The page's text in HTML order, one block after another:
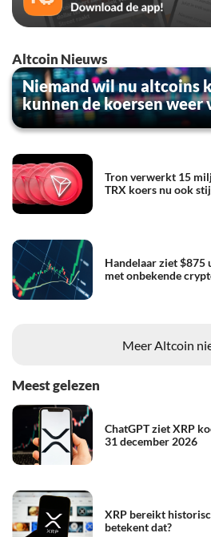
Altcoin Nieuws
Niemand wil nu altcoins
kunnen de koersen weer
Tron verwerkt 15
TRX koers nu ook
Handelaar ziet
met onbekende
Meer Altcoin
Meest gelezen
ChatGPT ziet XRP
31 december 2026
XRP bereikt
betekent dat?